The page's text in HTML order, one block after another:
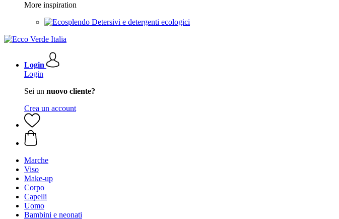
More inspiration
Detersivi e detergenti ecologici
Login
Login
Sei un nuovo cliente?
Crea un account
Marche
Viso
Make-up
Corpo
Capelli
Uomo
Bambini e neonati